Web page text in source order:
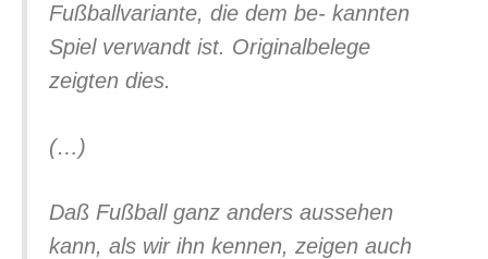
Fußballvariante, die dem be- kannten
Spiel verwandt ist. Originalbelege
zeigten dies.
(…)
Daß Fußball ganz anders aussehen
kann, als wir ihn kennen, zeigen auch